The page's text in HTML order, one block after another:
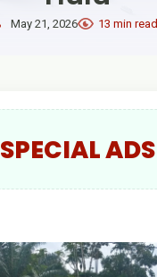
May 21, 2026 13 min read
SPECIAL ADS